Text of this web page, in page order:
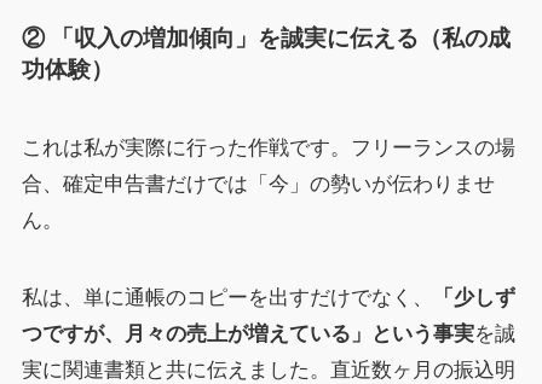
② 「収入の増加傾向」を誠実に伝える（私の成
功体験）
これは私が実際に行った作戦です。フリーランスの場
合、確定申告書だけでは「今」の勢いが伝わりませ
ん。
私は、単に通帳のコピーを出すだけでなく、
「少しず
つですが、月々の売上が増えている」という事実を誠
実に関連書類と共に伝えました。直近数ヶ月の振込明